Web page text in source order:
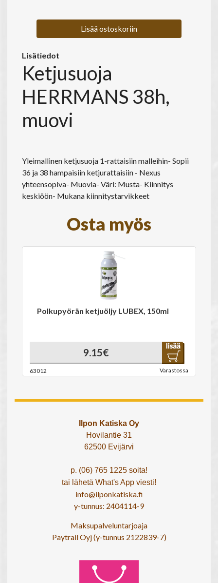
Lisää ostoskoriin
Lisätiedot
Ketjusuoja
HERRMANS 38h,
muovi
Yleimallinen ketjusuoja 1-rattaisiin malleihin- Sopii
36 ja 38 hampaisiin ketjurattaisiin - Nexus
yhteensopiva- Muovia- Väri: Musta- Kiinnitys
keskiöön- Mukana kiinnitystarvikkeet
Osta myös
Polkupyörän ketjuöljy LUBEX, 150ml
9.15€
63012 Varastossa
Ilpon Katiska Oy
Hovilantie 31
62500 Evijärvi
p. (06) 765 1225 soita!
tai lähetä What's App viesti!
info@ilponkatiska.fi
y-tunnus: 2404114-9
Maksupalveluntarjoaja
Paytrail Oyj (y-tunnus 2122839-7)